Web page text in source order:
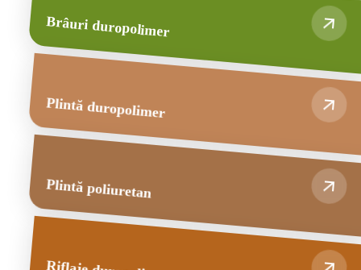
Brâuri duropolimer
Plintă duropolimer
Plintă poliuretan